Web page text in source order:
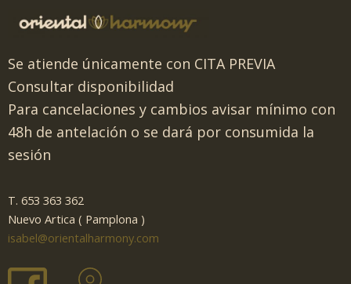
Se atiende únicamente con CITA PREVIA
Consultar disponibilidad
Para cancelaciones y cambios avisar mínimo con
48h de antelación o se dará por consumida la
sesión
T. 653 363 362
Nuevo Artica ( Pamplona )
isabel@orientalharmony.com